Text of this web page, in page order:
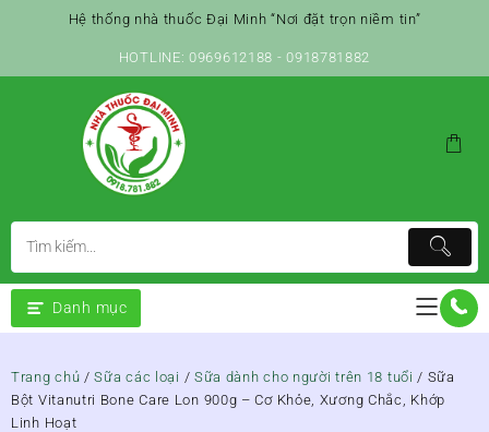
Hệ thống nhà thuốc Đại Minh “Nơi đặt trọn niềm tin”
HOTLINE: 0969612188 - 0918781882
Danh mục
Trang chủ /Sữa các loại / Sữa dành cho người trên 18 tuổi / Sữa
Bột Vitanutri Bone Care Lon 900g – Cơ Khỏe, Xương Chắc, Khớp
Linh Hoạt